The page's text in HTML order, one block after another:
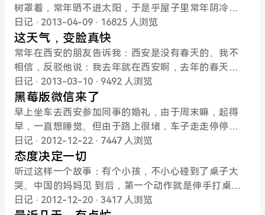
样），用手揪一小团湿面，挤压成圆片形状。挑一团
馅放在糯米片上，再用双手边转边收口做成汤圆。现
在人们的口味越来越挑剔了，为了迎合市场需求，元
宵和汤圆儿也打破传统，向水果口味儿进军了，近两
年还出现了咖啡、抹茶等西式口味的，有点儿乱花渐
欲迷人眼的感觉。2、吃法不同元宵和汤圆在吃法上
也有不同，相比只能水煮的汤圆，元宵在做法上花样
更多，不仅可以汤煮
直不太干涉的那种，基本上都是完全放心的。就前几
天，他偷偷给我叫出去，还特意告诉我别带媳妇儿出
来，然后我就觉得肯定有事儿。见这面以后，小李直
接跟我说：“我觉得我媳妇儿可能是出轨了，而且还把
男人带回家了。”我当时就乐了，我说你这刚出差半个
月媳妇儿就能出轨？他说你先别急，我说几个事儿给
你分析分析，然后他就开始说。首先是回家以后他媳
妇儿的反应，都说“小别胜新婚”，这种感觉大家估计
都经历过，除了那种常年出差最后双方都无感的，一
般夫妻有一方出差，回来以后俩人都会新鲜一阵儿
——不过小李说他媳妇儿这次没什么感觉，而且隐约
觉得她不太希望他回来似的。另外，小李媳妇儿不是
那种特别爱收拾的女的，
那时候发哥真帅，如今已经晋级为发叔了。后来《唐
伯虎点秋香》里华安的编号也是9527，为了秋香唐伯
虎甘愿卖身葬小强。再后来很多电影或者小说里9527
这个编号开始流行，比如《我是谁》、《逃学威
龙》、《重庆森林》等。那么，“9527”究竟代表着什
么？"9527"，网络语言，表示一种无厘头的搞笑风
格。例如，星爷在唐伯虎点秋香里面，为追求秋香，
混入华府为奴时的编号。“9527”，爱江山更爱美人.95
---中国古代把数字分为阳数和阴数，奇数为阳，偶数
为阴。阳数中九为最高，五居正中，因而以“九”和“五”
象征帝王的权威，称之为“九五之尊”。27--爱妻，妻
子永远是自己心中最美的，故美人。也代表“LZSB”的
意思（9527倒过来很像LZSB）明白了这串代号的意
思，接着我们看看哪些影视剧里出现过这个代号。有
关“9527”的影视作品《王牌特工》主人公林泽国安
树罩着，常年晒不进太阳，于是乎屋子里常年阴冷。
夏天很好，倍儿凉快，晚上睡觉盖被子都不嫌热。冬
天也很好过，贴着长长的暖气片，超暖和。可春秋季
就悲惨了，这不，外面春暖花开，屋里却冷森森的，
不得不打开门窗，通通外面的“热气”，就连着打字的
手都是僵的，真想窝在床上了。。。这几天感冒了。
收假从西安回来，天热+运动出汗，回到宿舍休息了
会儿，结果被冻感冒了。。。记得上次感冒应该是在
去年九月份吧，感冒药什么的都吃完了，就打算硬扛
过去，这两天狂喝水，频繁去厕所，就目前的感觉来
说，应该是快康复了。。。晚上挺无聊的，又开始学
习了，人不学会退步，还真是这样，希望自己能够梦
想成真~~
日记 · 2013-04-09 · 16825 人浏览
这天气，变脸真快
常年在西安的朋友告诉我：西安是没有春天的。我不
相信，反驳他说：我去年就在西安啊，去年的春天不
是草木萌动，百草新生，大地草绿如茵，繁花似锦，
气候宜人？后来想想貌似不对，去年二三四五月份我
应该在西昌：一座春天栖息的城市。如此看来，我还
真没经历过西安的春天。先看看百度对“春天”的定
义：春天是一年的第一个季节，北半球为公历3、4、
5月，而南半球却是在9月开始，11月结束。气候学上
以连续5日平均气温稳定超过10℃为春季的开始。春
天气候温暖适中，万物生机萌发，气候多变，乍暖还
寒。再看看这几天：3月7号，晴，最高温度27.1℃；
3月8号，晴，最高温度30.2℃，为近60年来同期的最
日记 · 2013-03-10 · 9492 人浏览
黑莓版微信来了
早上坐车去西安参加同事的婚礼，由于周末嘛，起得
早，一直想睡觉。但由于路上很堵，车子走走停停，
好不容易才睡着，却又被一阵阵哄笑声吵醒了，原来
车载电视正在播放《冰河时代4》，于是跟着看了会
儿，确实很不错，有时间一定要完整的看下。老张熬
了十年，终于修成正果，做兄弟的再次祝福你啦~~酒
足饭饱休息期间，想起来手机软件好久都没更新了。
于是登录“莓园无线”，看看最近有没有新软件发布，
日记 · 2012-12-22 · 7447 人浏览
态度决定一切
听过这样一个故事：有个小孩，不小心碰到了桌子大
哭。中国的妈妈见 到后，第一个动作就是伸手打桌
子，然后哄小孩：“乖！不哭！”。而日本的妈妈则不
日记 · 2012-12-20 · 3417 人浏览